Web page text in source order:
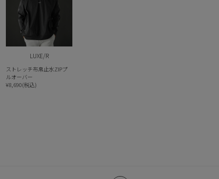
LUXE/R
ストレッチ布帛止水ZIPプ
ルオーバー
¥8,690(税込)